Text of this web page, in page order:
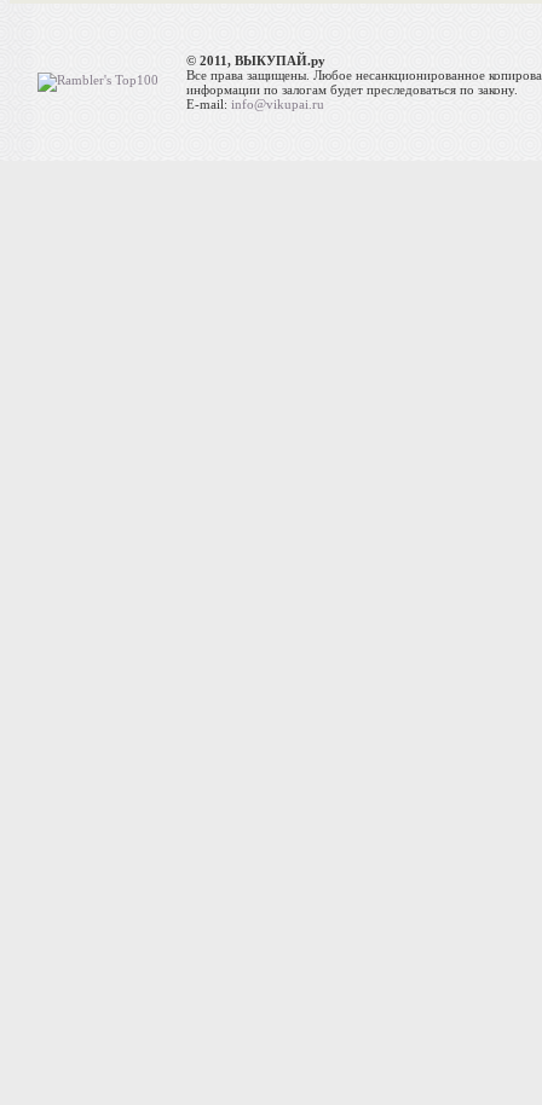
© 2011, ВЫКУПАЙ.ру
Все права защищены. Любое несанкционированное
информации по залогам будет преследоваться по закону.
E-mail:info@vikupai.ru